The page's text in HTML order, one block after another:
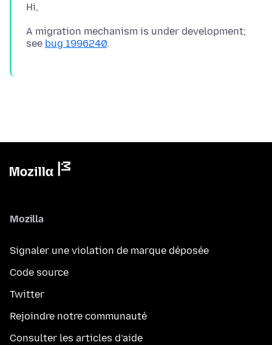
A migration mechanism is under development;
see bug 1996240
Mozilla
Signaler une violation de marque déposée
Code source
Twitter
Rejoindre notre communauté
Consulter les articles d’aide